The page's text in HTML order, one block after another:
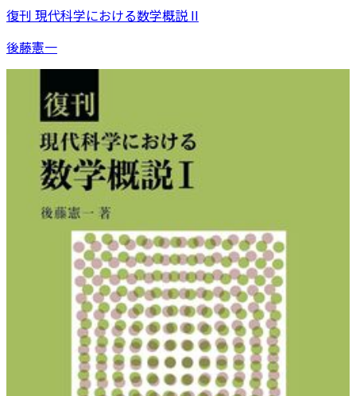
復刊 現代科学における数学概説 II
後藤憲一